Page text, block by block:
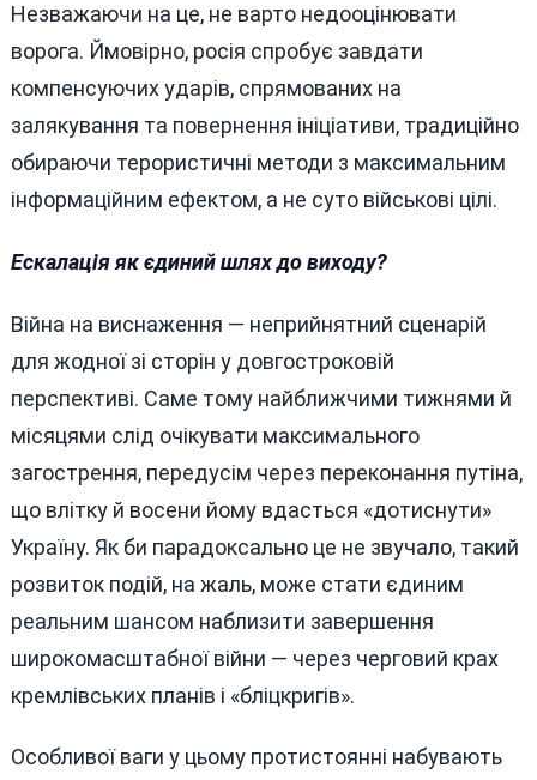
Незважаючи на це, не варто недооцінювати
ворога. Ймовірно, росія спробує завдати
компенсуючих ударів, спрямованих на
залякування та повернення ініціативи, традиційно
обираючи терористичні методи з максимальним
інформаційним ефектом, а не суто військові цілі.
Ескалація як єдиний шлях до виходу?
Війна на виснаження — неприйнятний сценарій
для жодної зі сторін у довгостроковій
перспективі. Саме тому найближчими тижнями й
місяцями слід очікувати максимального
загострення, передусім через переконання путіна,
що влітку й восени йому вдасться «дотиснути»
Україну. Як би парадоксально це не звучало, такий
розвиток подій, на жаль, може стати єдиним
реальним шансом наблизити завершення
широкомасштабної війни — через черговий крах
кремлівських планів і «бліцкригів».
Особливої ваги у цьому протистоянні набувають